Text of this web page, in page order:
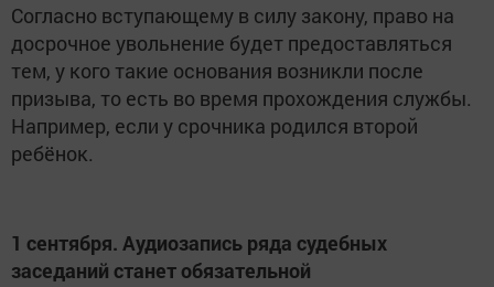
Согласно вступающему в силу закону, право на
досрочное увольнение будет предоставляться
тем, у кого такие основания возникли после
призыва, то есть во время прохождения службы.
Например, если у срочника родился второй
ребёнок.
1 сентября. Аудиозапись ряда судебных
заседаний станет обязательной